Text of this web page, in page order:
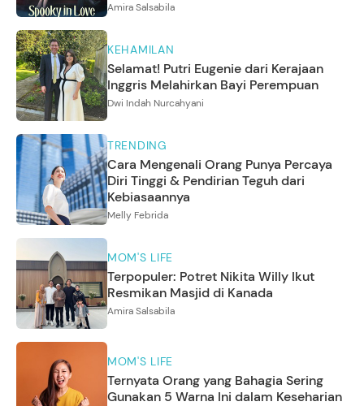
Amira Salsabila
KEHAMILAN
Selamat! Putri Eugenie dari Kerajaan
Inggris Melahirkan Bayi Perempuan
Dwi Indah Nurcahyani
TRENDING
Cara Mengenali Orang Punya Percaya
Diri Tinggi & Pendirian Teguh dari
Kebiasaannya
Melly Febrida
MOM'S LIFE
Terpopuler: Potret Nikita Willy Ikut
Resmikan Masjid di Kanada
Amira Salsabila
MOM'S LIFE
Ternyata Orang yang Bahagia Sering
Gunakan 5 Warna Ini dalam Keseharian